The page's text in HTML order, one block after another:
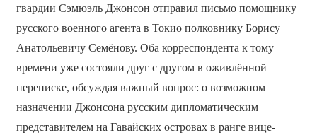
гвардии Сэмюэль Джонсон отправил письмо помощнику
русского военного агента в Токио полковнику Борису
Анатольевичу Семёнову. Оба корреспондента к тому
времени уже состояли друг с другом в оживлённой
переписке, обсуждая важный вопрос: о возможном
назначении Джонсона русским дипломатическим
представителем на Гавайских островах в ранге вице-